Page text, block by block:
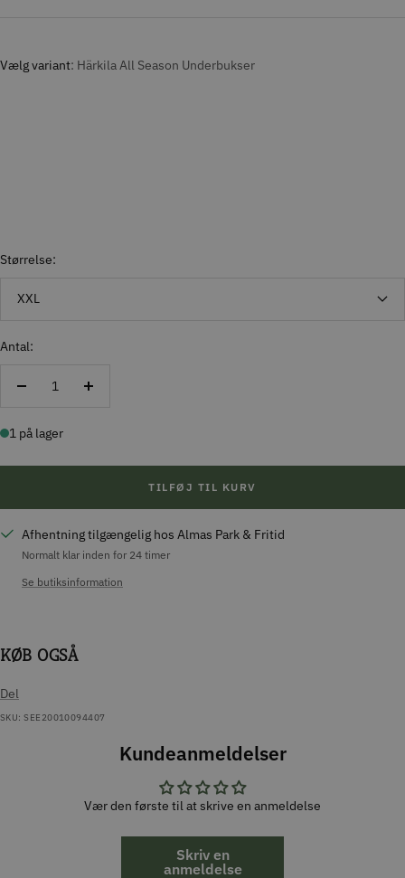
Vælg variant Härkila All Season Underbukser
Størrelse:
XXL
Antal:
Reducer
Forøg
1 på lager
TILFØJ TIL KURV
Afhentning tilgængelig hos Almas Park & Fritid
Normalt klar inden for 24 timer
Se butiksinformation
KØB OGSÅ
Del
SKU:SEE20010094407
Kundeanmeldelser
Vær den første til at skrive en anmeldelse
Skriv en
anmeldelse